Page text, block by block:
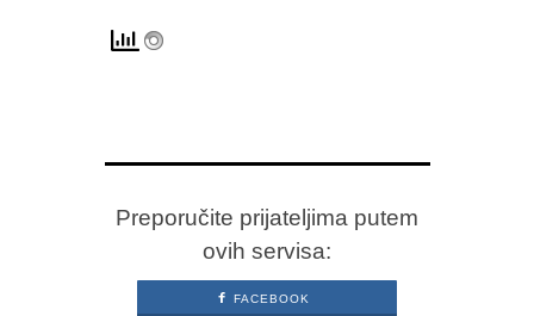
Preporučite prijateljima putem
ovih servisa:
FACEBOOK